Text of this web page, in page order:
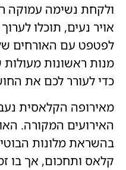
ולקחת נשימה עמוקה
אויר נעים, תוכלו
לפטפט עם האורחים
מנות ראשונות
כדי לעורר לכם את
מאירופה הקלאסית
האירועים המקורה.
בהשראת מלונות
קלאס ותחכום, אך בו